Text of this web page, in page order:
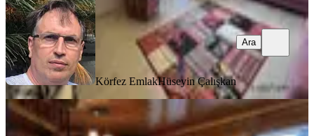
Körfez EmlakHüseyin Çalışkan
Ara
ŞÖMİNELİ
Balıkesir Ayvalık Cunda Da Satılık